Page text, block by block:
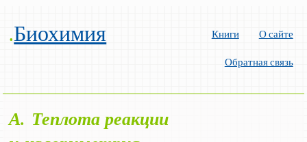
.Биохимия Книги О сайте
Обратная связь
А. Теплота реакции